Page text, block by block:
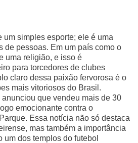
um simples esporte; ele é uma
de pessoas. Em um país como o
uma religião, e isso é
para torcedores de clubes
claro dessa paixão fervorosa é o
mais vitoriosos do Brasil.
que vendeu mais de 30
emocionante contra o
Essa notícia não só destaca
mas também a importância
dos templos do futebol